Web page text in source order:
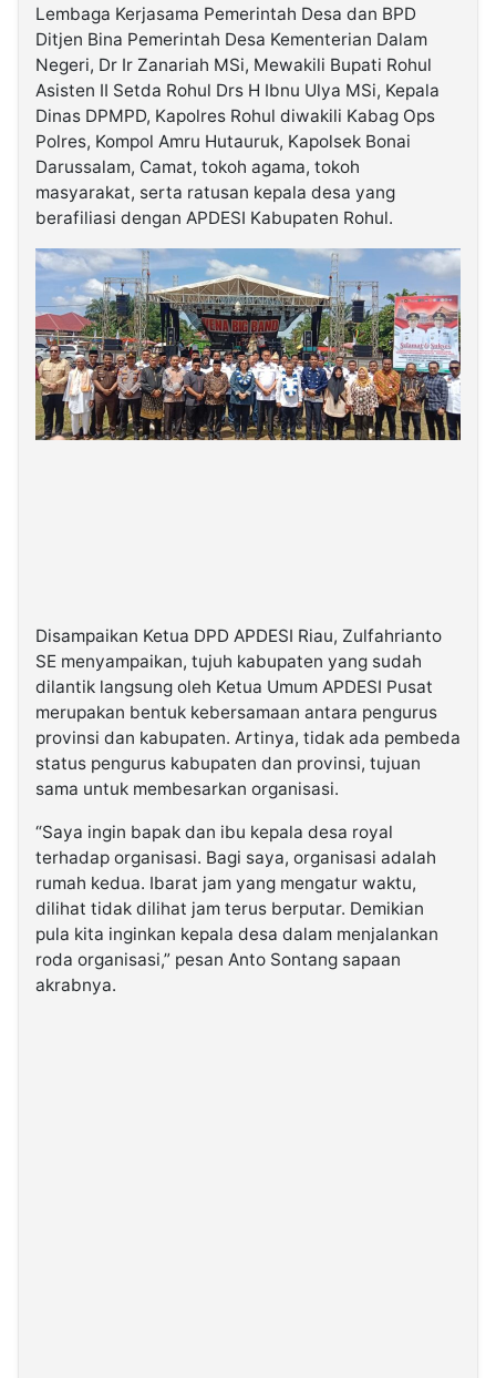
Lembaga Kerjasama Pemerintah Desa dan BPD
Ditjen Bina Pemerintah Desa Kementerian Dalam
Negeri, Dr Ir Zanariah MSi, Mewakili Bupati Rohul
Asisten II Setda Rohul Drs H Ibnu Ulya MSi, Kepala
Dinas DPMPD, Kapolres Rohul diwakili Kabag Ops
Polres, Kompol Amru Hutauruk, Kapolsek Bonai
Darussalam, Camat, tokoh agama, tokoh
masyarakat, serta ratusan kepala desa yang
berafiliasi dengan APDESI Kabupaten Rohul.
Disampaikan Ketua DPD APDESI Riau, Zulfahrianto
SE menyampaikan, tujuh kabupaten yang sudah
dilantik langsung oleh Ketua Umum APDESI Pusat
merupakan bentuk kebersamaan antara pengurus
provinsi dan kabupaten. Artinya, tidak ada pembeda
status pengurus kabupaten dan provinsi, tujuan
sama untuk membesarkan organisasi.
“Saya ingin bapak dan ibu kepala desa royal
terhadap organisasi. Bagi saya, organisasi adalah
rumah kedua. Ibarat jam yang mengatur waktu,
dilihat tidak dilihat jam terus berputar. Demikian
pula kita inginkan kepala desa dalam menjalankan
roda organisasi,” pesan Anto Sontang sapaan
akrabnya.